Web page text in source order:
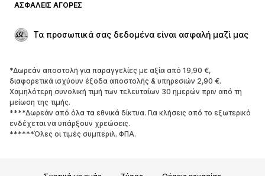
Περιστάσεις
Aποκλειστικά
ΠΑΠΟΎΤΣΙΑ
ΝΕΑ
Trending
Sneakers
Μποτάκια
Γόβες και ψηλοτάκουνα
ΑΣΦΑΛΕΊΣ ΑΓΟΡΈΣ
Τα προσωπικά σας δεδομένα είναι ασφαλή μαζί μας
*Δωρεάν αποστολή για παραγγελίες με αξία από 19,90 €,
διαφορετικά ισχύουν έξοδα αποστολής & υπηρεσιών 2,90 €.
Χαμηλότερη συνολική τιμή των τελευταίων 30 ημερών πριν από τη
μείωση της τιμής.
****Δωρεάν από όλα τα εθνικά δίκτυα. Για κλήσεις από το εξωτερικό
ενδέχεται να υπάρξουν χρεώσεις.
******Όλες οι τιμές συμπεριλ. ΦΠΑ.